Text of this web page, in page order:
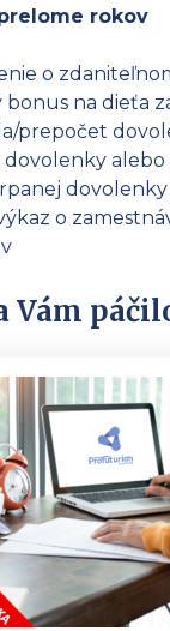
rokov
o
bonus na dieťa
prepočet
dovolenky
dovolenky
o
Vám